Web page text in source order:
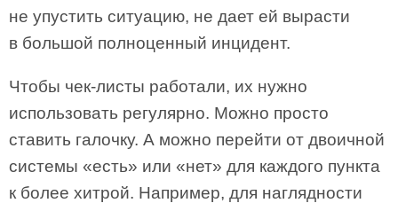
не упустить ситуацию, не дает ей вырасти
в большой полноценный инцидент.
Чтобы чек-листы работали, их нужно
использовать регулярно. Можно просто
ставить галочку. А можно перейти от двоичной
системы «есть» или «нет» для каждого пункта
к более хитрой. Например, для наглядности